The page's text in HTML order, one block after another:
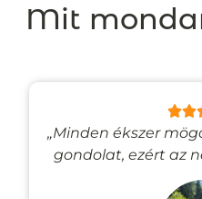
Mit
„Minden ékszer
gondolat, ezért az